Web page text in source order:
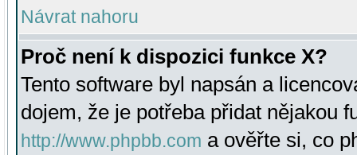
Návrat nahoru
Proč není k dispozici funkce X?
Tento software byl napsán a
dojem, že je potřeba přidat nějakou
http://www.phpbb.com a ověřte si, co